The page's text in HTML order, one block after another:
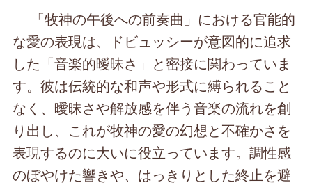
「牧神の午後への前奏曲」における官能的
な愛の表現は、ドビュッシーが意図的に追求
した「音楽的曖昧さ」と密接に関わっていま
す。彼は伝統的な和声や形式に縛られること
なく、曖昧さや解放感を伴う音楽の流れを創
り出し、これが牧神の愛の幻想と不確かさを
表現するのに大いに役立っています。調性感
のぼやけた響きや、はっきりとした終止を避